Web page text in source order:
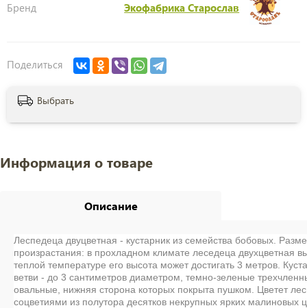
Бренд Экофабрика Старослав
Поделиться
Выбрать
Информация о товаре
Описание
Леспедеца двуцветная - кустарник из семейства бобовых.
произрастания: в прохладном климате леседеца двухцветная
теплой температуре его высота может достигать 3 метров.
ветви - до 3 сантиметров диаметром, темно-зеленые
овальные, нижняя сторона которых покрыта пушком. Цветет
соцветиями из полутора десятков некрупных ярких малиновых